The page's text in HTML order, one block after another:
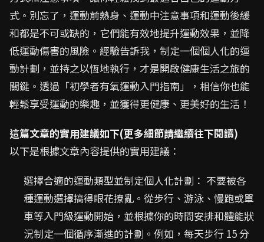
式。別忘了，運動前熱身、運動中注意事項和運動後緩
和都是不可或缺的，它們能有效地提升運動效果，並降
低運動傷害的風險。經驗告訴我，制定一個個人化的運
動計劃，並持之以恆地執行，才是開啟健康生活之旅的
關鍵。透過「初學者有氧運動入門指南」，相信你也能
輕鬆享受運動的樂趣，並獲得更健康、更美好的生活！
這篇文章的實用建議如下(更多細節請繼續往下閱讀)
以下是根據文章內容提供的實用建議：
選擇合適的運動類型並制定個人化計劃： 不要被各
種運動選擇搞得眼花撩亂。從步行、游泳、慢跑或單
車等入門級運動開始，並根據你的時間安排和體能狀
況制定一個循序漸進的計劃。例如，每天步行 15 分